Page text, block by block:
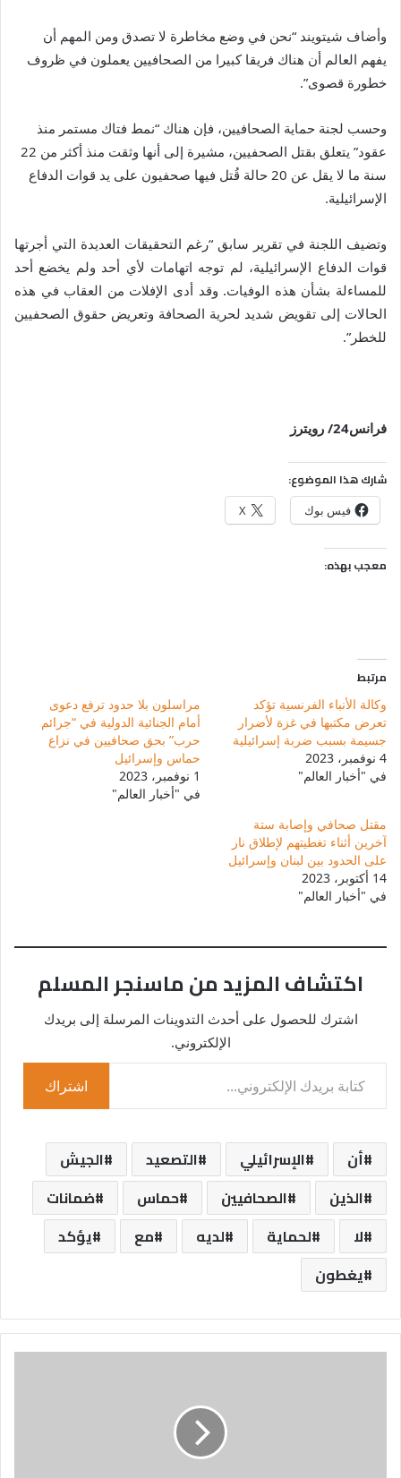
وأضاف شيتويند “نحن في وضع مخاطرة لا تصدق ومن المهم أن
يفهم العالم أن هناك فريقا كبيرا من الصحافيين يعملون في ظروف
خطورة قصوى”.
وحسب لجنة حماية الصحافيين، فإن هناك “نمط فتاك مستمر منذ
عقود” يتعلق بقتل الصحفيين، مشيرة إلى أنها وثقت منذ أكثر من 22
سنة ما لا يقل عن 20 حالة قُتل فيها صحفيون على يد قوات الدفاع
الإسرائيلية.
وتضيف اللجنة في تقرير سابق “رغم التحقيقات العديدة التي أجرتها
قوات الدفاع الإسرائيلية، لم توجه اتهامات لأي أحد ولم يخضع أحد
للمساءلة بشأن هذه الوفيات. وقد أدى الإفلات من العقاب في هذه
الحالات إلى تقويض شديد لحرية الصحافة وتعريض حقوق الصحفيين
للخطر”.
فرانس24/ رويترز
شارك هذا الموضوع:
فيس بوك X
معجب بهذه:
مرتبط
وكالة الأنباء الفرنسية تؤكد
تعرض مكتبها في غزة لأضرار
جسيمة بسبب ضربة إسرائيلية
4 نوفمبر، 2023
في "أخبار العالم"
مراسلون بلا حدود ترفع دعوى
أمام الجنائية الدولية في “جرائم
حرب” بحق صحافيين في نزاع
حماس وإسرائيل
1 نوفمبر، 2023
في "أخبار العالم"
مقتل صحافي وإصابة ستة
آخرين أثناء تغطيتهم لإطلاق نار
على الحدود بين لبنان وإسرائيل
14 أكتوبر، 2023
في "أخبار العالم"
اكتشاف المزيد من ماسنجر المسلم
اشترك للحصول على أحدث التدوينات المرسلة إلى بريدك
الإلكتروني.
كتابة بريدك الإلكتروني...
اشتراك
أن الإسرائيلي التصعيد
الجيش
الذين
الصحافيين حماس
ضمانات
لا
لحماية لديه مع
يؤكد
يغطون